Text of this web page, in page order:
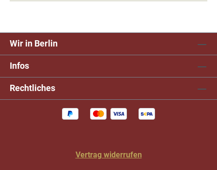
Wir in Berlin
Infos
Rechtliches
Vertrag widerrufen